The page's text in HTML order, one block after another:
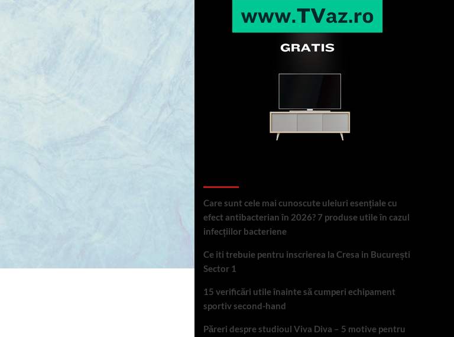
Care sunt cele mai cunoscute uleiuri esențiale cu
efect antibacterian în 2026? 7 produse utile în cazul
infecțiilor bacteriene
Ce iti trebuie pentru inscrierea la Cresa in București
Sector 1
15 verificări utile înainte să cumperi echipament
sportiv second-hand
Păreri despre studioul Viva Diva – 5 motive pentru